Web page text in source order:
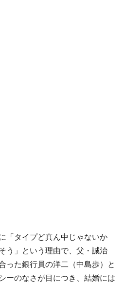
「タイプど真ん中じゃないか
う」という理由で、父・誠治
った銀行員の洋二（中島歩）と
ーのなさが目につき、結婚には